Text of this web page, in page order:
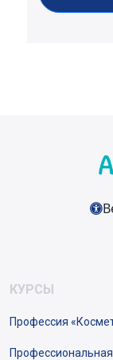
КУРСЫ
Профессия